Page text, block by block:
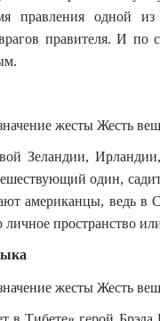
правления одной
правителя. И
Зеландии,
один,
американцы, ведь в
личное пространство